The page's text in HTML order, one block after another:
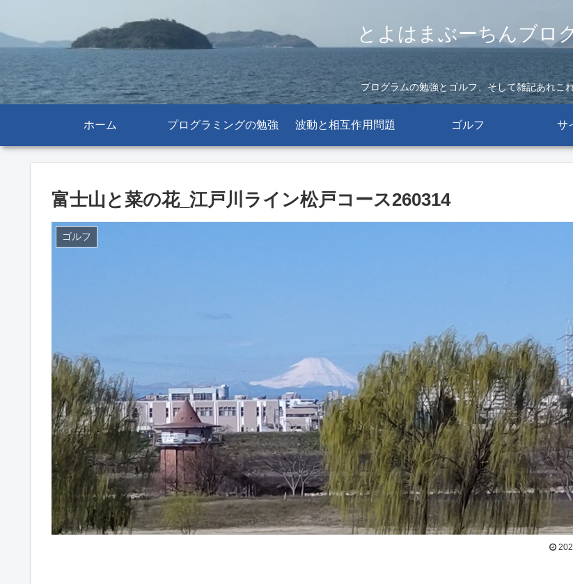
とよはまぶーちんブロ
プログラムの勉強とゴルフ、そして雑記あれこ
ホーム プログラミングの勉強 波動と相互作用問題 ゴルフ サ
富士山と菜の花_江戸川ライン松戸コース260314
ゴルフ